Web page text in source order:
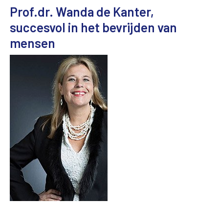
Prof.dr. Wanda de Kanter,
succesvol in het bevrijden van
mensen